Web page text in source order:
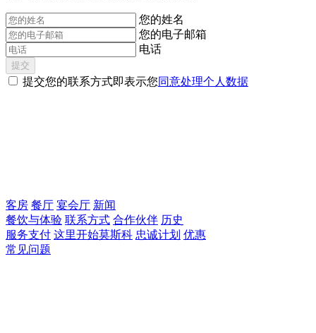
您的姓名
您的电子邮箱
电话
提交
提交您的联系方式即表示您同意处理个人数据
客房 餐厅 宴会厅 新闻
餐饮与体验 联系方式 合作伙伴 历史
服务支付 这里开始莫斯科 忠诚计划 优惠
常见问题